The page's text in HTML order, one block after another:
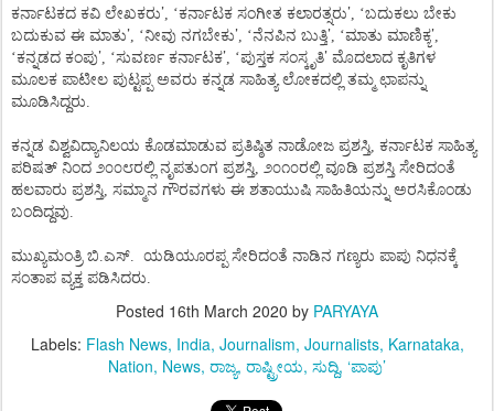
ಕರ್ನಾಟಕದ ಕವಿ ಲೇಖಕರು’, ‘ಕರ್ನಾಟಕ ಸಂಗೀತ ಕಲಾರತ್ನರು’, ‘ಬದುಕಲು ಬೇಕು
ಬದುಕುವ ಈ ಮಾತು’, ‘ನೀವು ನಗಬೇಕು’, ‘ನೆನಪಿನ ಬುತ್ತಿ’, ‘ಮಾತು ಮಾಣಿಕ್ಯ’,
‘ಕನ್ನಡದ ಕಂಪು’, ‘ಸುವರ್ಣ ಕರ್ನಾಟಕ’, ‘ಪುಸ್ತಕ ಸಂಸ್ಕೃತಿ’ ಮೊದಲಾದ ಕೃತಿಗಳ
ಮೂಲಕ ಪಾಟೀಲ ಪುಟ್ಟಪ್ಪ ಅವರು ಕನ್ನಡ ಸಾಹಿತ್ಯ ಲೋಕದಲ್ಲಿ ತಮ್ಮ ಛಾಪನ್ನು
ಮೂಡಿಸಿದ್ದರು.
ಕನ್ನಡ ವಿಶ್ವವಿದ್ಯಾನಿಲಯ ಕೊಡಮಾಡುವ ಪ್ರತಿಷ್ಠಿತ ನಾಡೋಜ ಪ್ರಶಸ್ತಿ, ಕರ್ನಾಟಕ ಸಾಹಿತ್ಯ
ಪರಿಷತ್ ನಿಂದ ೨೦೦೮ರಲ್ಲಿ ನೃಪತುಂಗ ಪ್ರಶಸ್ತಿ, ೨೦೧೦ರಲ್ಲಿ ವೂಡಿ ಪ್ರಶಸ್ತಿ ಸೇರಿದಂತೆ
ಹಲವಾರು ಪ್ರಶಸ್ತಿ, ಸಮ್ಮಾನ ಗೌರವಗಳು ಈ ಶತಾಯುಷಿ ಸಾಹಿತಿಯನ್ನು ಅರಸಿಕೊಂಡು
ಬಂದಿದ್ದವು.
ಮುಖ್ಯಮಂತ್ರಿ ಬಿ.ಎಸ್. ಯಡಿಯೂರಪ್ಪ ಸೇರಿದಂತೆ ನಾಡಿನ ಗಣ್ಯರು ಪಾಪು ನಿಧನಕ್ಕೆ
ಸಂತಾಪ ವ್ಯಕ್ತ ಪಡಿಸಿದರು.
Posted 16th March 2020 by PARYAYA
Labels: Flash News India Journalism Journalists Karnataka
Nation News ರಾಜ್ಯ ರಾಷ್ಟ್ರೀಯ ಸುದ್ದಿ ‘ಪಾಪು’